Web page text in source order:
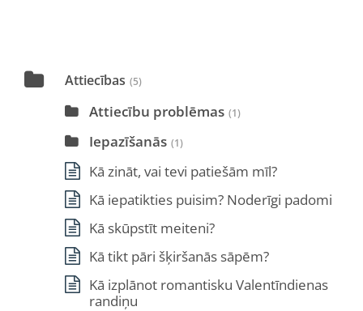
Attiecības (5)
Attiecību problēmas (1)
Iepazīšanās (1)
Kā zināt, vai tevi patiešām mīl?
Kā iepatikties puisim? Noderīgi padomi
Kā skūpstīt meiteni?
Kā tikt pāri šķiršanās sāpēm?
Kā izplānot romantisku Valentīndienas
randiņu